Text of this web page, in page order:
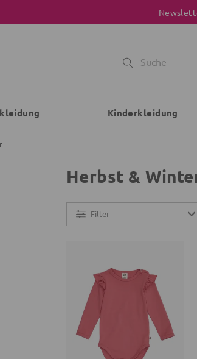
Kinderkleidung
Herbst &
Filter